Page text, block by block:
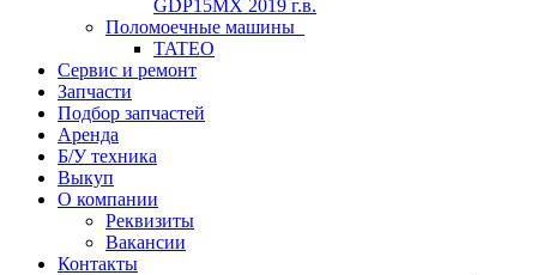
GDP15MX 2019 г.в.
Поломоечные машины
TATEO
Сервис и ремонт
Запчасти
Подбор запчастей
Аренда
Б/У техника
Выкуп
О компании
Реквизиты
Вакансии
Контакты